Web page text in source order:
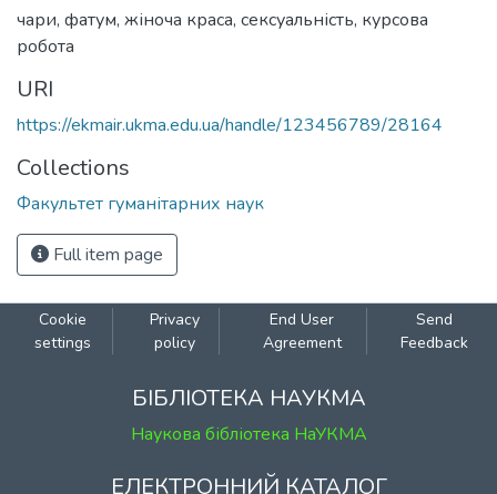
чари, фатум, жіноча краса, сексуальність, курсова
робота
URI
https://ekmair.ukma.edu.ua/handle/123456789/28164
Collections
Факультет гуманітарних наук
Full item page
Cookie
settings
Privacy
policy
End User
Agreement
Send
Feedback
БІБЛІОТЕКА НАУКМА
Наукова бібліотека НаУКМА
ЕЛЕКТРОННИЙ КАТАЛОГ